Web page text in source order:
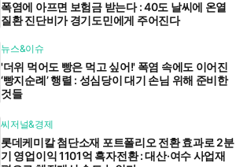
폭염에 아프면 보험금 받는다 : 40도 날씨에 온열
질환 진단비가 경기도민에게 주어진다
뉴스&이슈
'더위 먹어도 빵은 먹고 싶어!' 폭염 속에도 이어진
‘빵지순례’ 행렬 : 성심당이 대기 손님 위해 준비한
것들
씨저널&경제
롯데케미칼 첨단소재 포트폴리오 전환 효과로 2분
기 영업이익 1101억 흑자전환 : 대산·여수 사업재